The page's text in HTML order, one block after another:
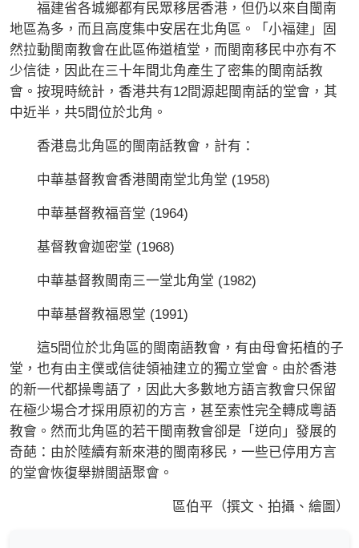
福建省各城鄉都有民眾移居香港，但仍以來自閩南
地區為多，而且高度集中安居在北角區。「小福建」固
然拉動閩南教會在此區佈道植堂，而閩南移民中亦有不
少信徒，因此在三十年間北角產生了密集的閩南話教
會。按現時統計，香港共有12間源起閩南話的堂會，其
中近半，共5間位於北角。
香港島北角區的閩南話教會，計有：
中華基督教會香港閩南堂北角堂 (1958)
中華基督教福音堂 (1964)
基督教會迦密堂 (1968)
中華基督教閩南三一堂北角堂 (1982)
中華基督教福恩堂 (1991)
這5間位於北角區的閩南語教會，有由母會拓植的子
堂，也有由主僕或信徒領袖建立的獨立堂會。由於香港
的新一代都操粵語了，因此大多數地方語言教會只保留
在極少場合才採用原初的方言，甚至索性完全轉成粵語
教會。然而北角區的若干閩南教會卻是「逆向」發展的
奇葩：由於陸續有新來港的閩南移民，一些已停用方言
的堂會恢復舉辦閩語聚會。
區伯平（撰文、拍攝、繪圖）